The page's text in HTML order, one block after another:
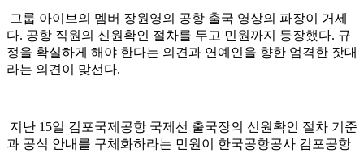
그룹 아이브의 멤버 장원영의 공항 출국 영상의 파장이 거세
다. 공항 직원의 신원확인 절차를 두고 민원까지 등장했다. 규
정을 확실하게 해야 한다는 의견과 연예인을 향한 엄격한 잣대
라는 의견이 맞선다.
지난 15일 김포국제공항 국제선 출국장의 신원확인 절차 기준
과 공식 안내를 구체화하라는 민원이 한국공항공사 김포공항